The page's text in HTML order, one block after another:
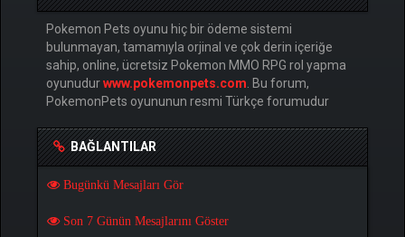
Pokemon Pets oyunu hiç bir ödeme sistemi
bulunmayan, tamamıyla orjinal ve çok derin içeriğe
sahip, online, ücretsiz Pokemon MMO RPG rol yapma
oyunudurwww.pokemonpets.com . Bu forum,
PokemonPets oyununun resmi Türkçe forumudur
BAĞLANTILAR
Bugünkü Mesajları Gör
Son 7 Günün Mesajlarını Göster